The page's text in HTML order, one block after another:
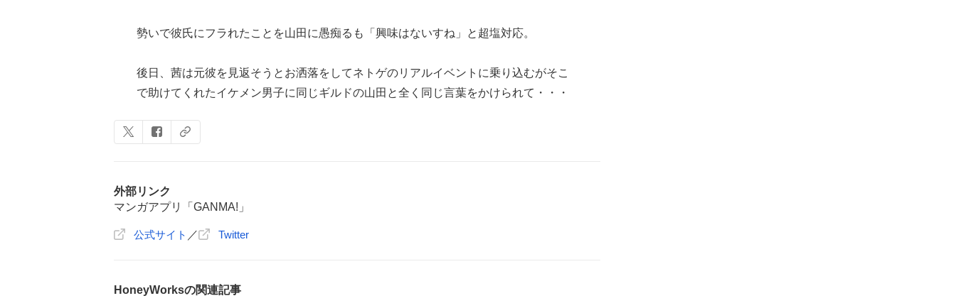
勢いで彼氏にフラれたことを山田に愚痴るも「興味はないすね」と超塩対応。
後日、茜は元彼を見返そうとお洒落をしてネトゲのリアルイベントに乗り込むがそこ
で助けてくれたイケメン男子に同じギルドの山田と全く同じ言葉をかけられて・・・
外部リンク
マンガアプリ「GANMA!」
公式サイト ／ Twitter
HoneyWorksの関連記事